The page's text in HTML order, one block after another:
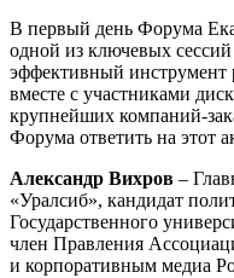
В первый день Форума
одной из ключевых сессий
эффективный инструмент
вместе с участниками
крупнейших компаний-
Форума ответить на этот
Александр Вихров –
«Уралсиб», кандидат
Государственного
член Правления
и корпоративным медиа